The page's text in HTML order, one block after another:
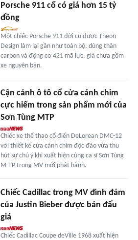
Porsche 911 cổ có giá hơn 15 tỷ
đồng
Một chiếc Porsche 911 đời cũ được Theon
Design làm lại gần như toàn bộ, dùng thân
carbon và động cơ 421 mã lực, giá chưa gồm
xe nguyên bản.
Cận cảnh ô tô cổ cửa cánh chim
cực hiếm trong sản phẩm mới của
Sơn Tùng MTP
Chiếc xe thể thao cổ điển DeLorean DMC-12
với thiết kế cửa cánh chim độc đáo vừa thu
hút sự chú ý khi xuất hiện cùng ca sĩ Sơn Tùng
M-TP trong MV mới phát hành.
Chiếc Cadillac trong MV đình đám
của Justin Bieber được bán đấu
giá
Chiếc Cadillac Coupe deVille 1968 xuất hiện